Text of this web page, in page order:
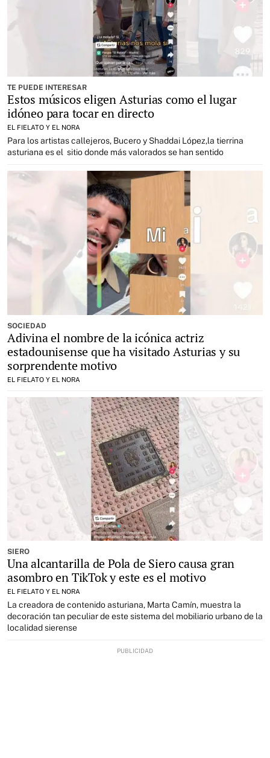
TE PUEDE INTERESAR
Estos músicos eligen Asturias como el lugar
idóneo para tocar en directo
EL FIELATO Y EL NORA
Para los artistas callejeros, Bucero y Shaddai López,la tierrina
asturiana es el sitio donde más valorados se han sentido
SOCIEDAD
Adivina el nombre de la icónica actriz
estadounisense que ha visitado Asturias y su
sorprendente motivo
EL FIELATO Y EL NORA
SIERO
Una alcantarilla de Pola de Siero causa gran
asombro en TikTok y este es el motivo
EL FIELATO Y EL NORA
La creadora de contenido asturiana, Marta Camín, muestra la
decoración tan peculiar de este sistema del mobiliario urbano de la
localidad sierense